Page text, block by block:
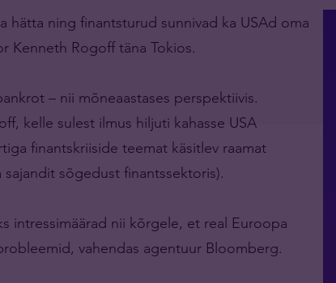
hätta ning finantsturud sunnivad ka USAd oma
Kenneth Rogoff täna Tokios.
– nii mõneaastases perspektiivis.
kelle sulest ilmus hiljuti kahasse USA
finantskriiside teemat käsitlev raamat
sõgedust finantssektoris).
intressimäärad nii kõrgele, et real Euroopa
vahendas agentuur Bloomberg.